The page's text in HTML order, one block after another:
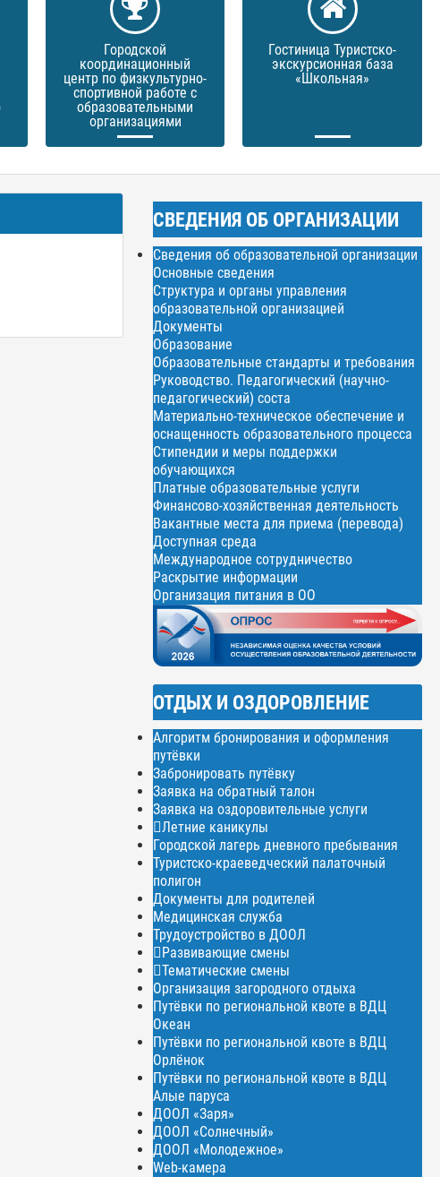
Городской
координационный
центр по физкультурно-
спортивной работе с
образовательными
организациями
Гостиница Туристско-
экскурсионная база
«Школьная»
СВЕДЕНИЯ ОБ ОРГАНИЗАЦИИ
Сведения об образовательной организации
Основные сведения
Структура и органы управления
образовательной организацией
Документы
Образование
Образовательные стандарты и требования
Руководство. Педагогический (научно-
педагогический) соста
Материально-техническое обеспечение и
оснащенность образовательного процесса
Стипендии и меры поддержки
обучающихся
Платные образовательные услуги
Финансово-хозяйственная деятельность
Вакантные места для приема (перевода)
Доступная среда
Международное сотрудничество
Раскрытие информации
Организация питания в ОО
ОТДЫХ И ОЗДОРОВЛЕНИЕ
Алгоритм бронирования и оформления
путёвки
Забронировать путёвку
Заявка на обратный талон
Заявка на оздоровительные услуги
Летние каникулы
Городской лагерь дневного пребывания
Туристско-краеведческий палаточный
полигон
Документы для родителей
Медицинская служба
Трудоустройство в ДООЛ
Развивающие смены
Тематические смены
Организация загородного отдыха
Путёвки по региональной квоте в ВДЦ
Океан
Путёвки по региональной квоте в ВДЦ
Орлёнок
Путёвки по региональной квоте в ВДЦ
Алые паруса
ДООЛ «Заря»
ДООЛ «Солнечный»
ДООЛ «Молодежное»
Web-камера